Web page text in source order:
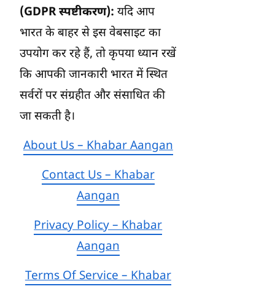
(GDPR स्पष्टीकरण): यदि आप
भारत के बाहर से इस वेबसाइट का
उपयोग कर रहे हैं, तो कृपया ध्यान रखें
कि आपकी जानकारी भारत में स्थित
सर्वरों पर संग्रहीत और संसाधित की
जा सकती है।
About Us – Khabar Aangan
Contact Us – Khabar
Aangan
Privacy Policy – Khabar
Aangan
Terms Of Service – Khabar